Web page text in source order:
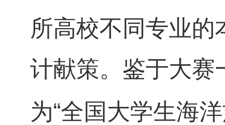
所高校不同专业
计献策。鉴于大赛
为“全国大学生海